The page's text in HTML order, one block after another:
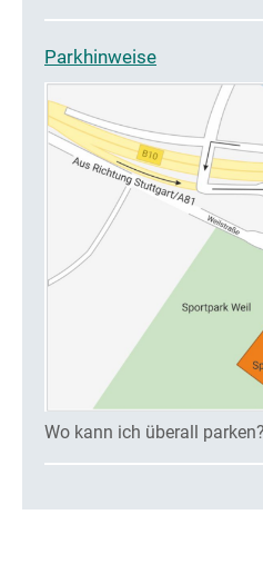
Parkhinweise
Wo kann ich überall parken?